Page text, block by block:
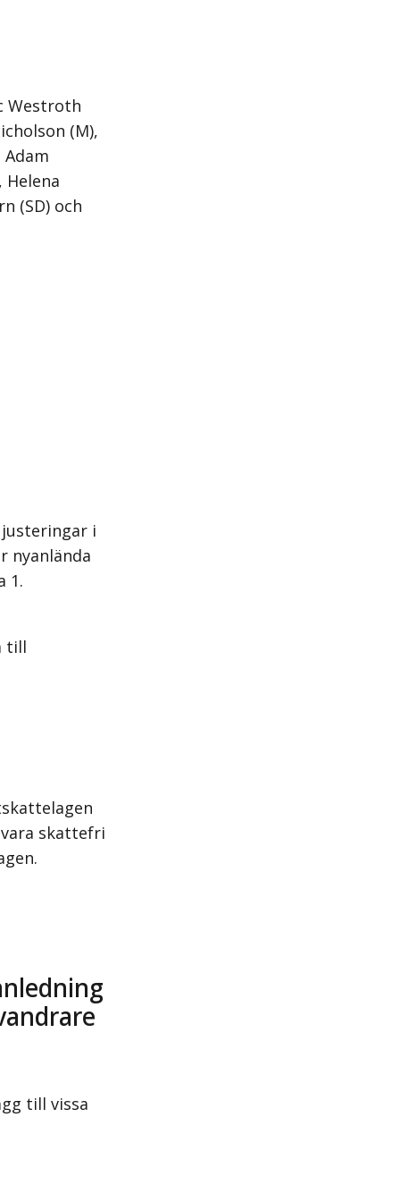
Westroth
(M),
Adam
Helena
(SD) och
i
nyanlända
1.
till
skattefri
till vissa